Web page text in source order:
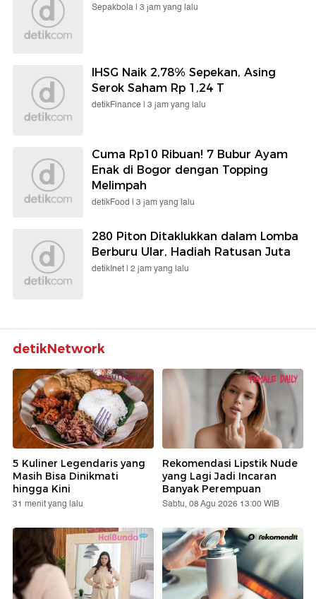
Sepakbola | 3 jam yang lalu
IHSG Naik 2,78% Sepekan, Asing
Serok Saham Rp 1,24 T
detikFinance | 3 jam yang lalu
Cuma Rp10 Ribuan! 7 Bubur Ayam
Enak di Bogor dengan Topping
Melimpah
detikFood | 3 jam yang lalu
280 Piton Ditaklukkan dalam Lomba
Berburu Ular, Hadiah Ratusan Juta
detikInet | 2 jam yang lalu
detikNetwork
5 Kuliner Legendaris yang
Masih Bisa Dinikmati
hingga Kini
31 menit yang lalu
Rekomendasi Lipstik Nude
yang Lagi Jadi Incaran
Banyak Perempuan
Sabtu, 08 Agu 2026 13:00 WIB